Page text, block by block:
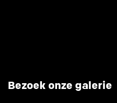
Bezoek onze galerie